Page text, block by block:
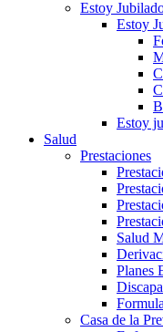
Estoy
Estoy
Estoy
Salud
Prestaciones
Salud
Planes
Casa de la